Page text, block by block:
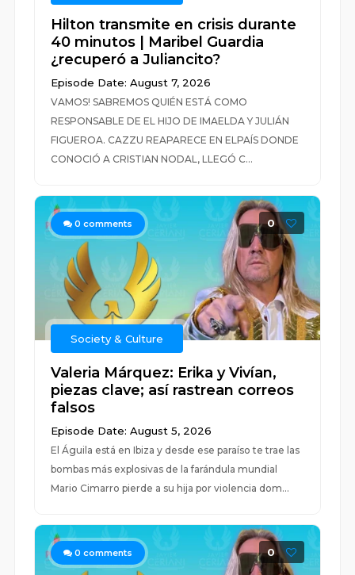
Hilton transmite en crisis durante
40 minutos | Maribel Guardia
¿recuperó a Juliancito?
Episode Date: August 7, 2026
VAMOS! SABREMOS QUIÉN ESTÁ COMO
RESPONSABLE DE EL HIJO DE IMAELDA Y JULIÁN
FIGUEROA. CAZZU REAPARECE EN ELPAÍS DONDE
CONOCIÓ A CRISTIAN NODAL, LLEGÓ C...
0 comments 0
Society & Culture
Valeria Márquez: Erika y Vivían,
piezas clave; así rastrean correos
falsos
Episode Date: August 5, 2026
El Águila está en Ibiza y desde ese paraíso te trae las
bombas más explosivas de la farándula mundial
Mario Cimarro pierde a su hija por violencia dom...
0 comments 0